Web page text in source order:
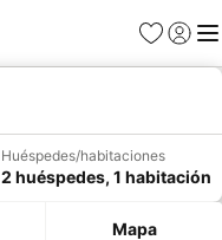
Favoritos
Iniciar
Huéspedes/habitaciones
2 huéspedes, 1 habitación
Mapa